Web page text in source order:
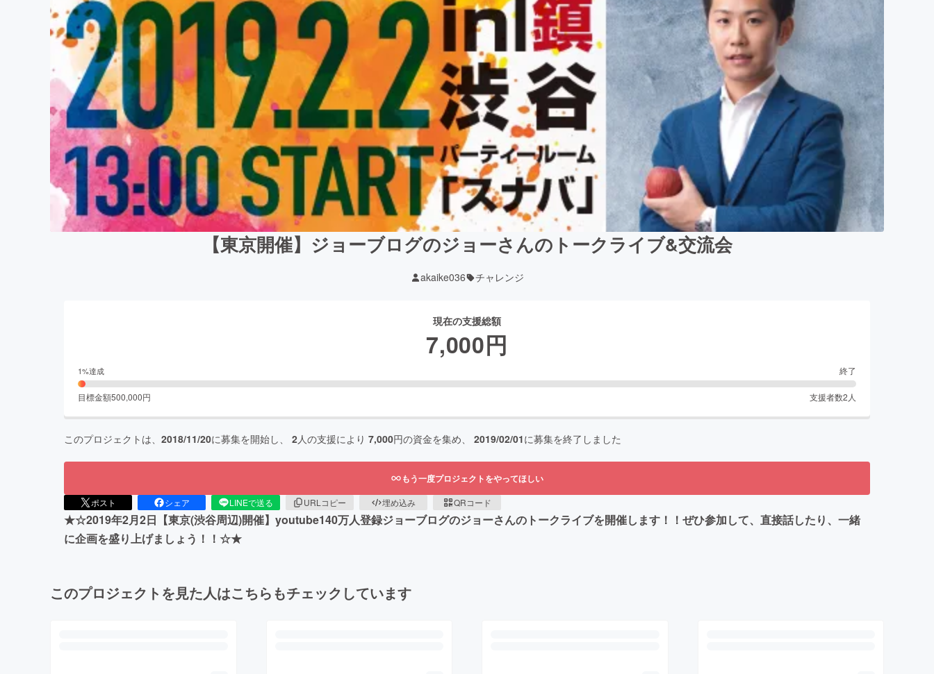
【東京開催】ジョーブログのジョーさんのトークライブ&交流会
akaike036 チャレンジ
現在の支援総額
7,000円
1%達成 終了
目標金額500,000円 支援者数2 人
このプロジェクトは、 2018/11/20に募集を開始し、 2人の支援により 7,000円の資金を集め、 2019/02/01に募集を終了しました
もう一度プロジェクトをやってほしい
ポスト シェア LINEで送る URLコピー 埋め込み QRコード
★☆2019年2月2日【東京(渋谷周辺)開催】youtube140万人登録ジョーブログのジョーさんのトークライブを開催します！！ぜひ参加して、直接話したり、一緒
に企画を盛り上げましょう！！☆★
このプロジェクトを見た人はこちらもチェックしています